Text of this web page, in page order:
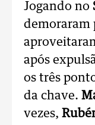
Jogando no
demoraram
após
os três
da chave.
vezes,